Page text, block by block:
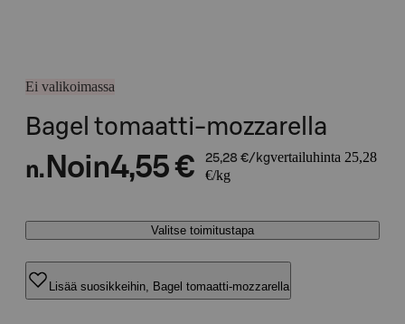
Ei valikoimassa
Bagel tomaatti-mozzarella
n. Noin4,55 € 25,28 €/kgvertailuhinta 25,28
€/kg
Valitse toimitustapa
Lisää suosikkeihin, Bagel tomaatti-mozzarella